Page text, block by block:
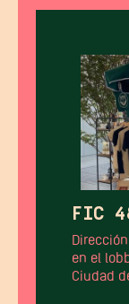
FIC
en el
Ciudad